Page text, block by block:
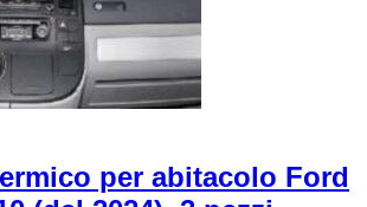
per abitacolo Ford